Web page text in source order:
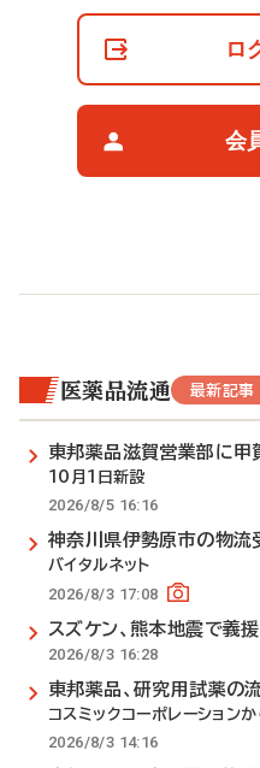
ロ
会
医薬品流通 最新記事
東邦薬品滋賀営業部に甲
10月1日新設
2026/8/5 16:16
神奈川県伊勢原市の物流
バイタルネット
2026/8/3 17:08
スズケン、熊本地震で義
2026/8/3 16:28
東邦薬品、研究用試薬の
コスミックコーポレーションか
2026/8/3 14:16